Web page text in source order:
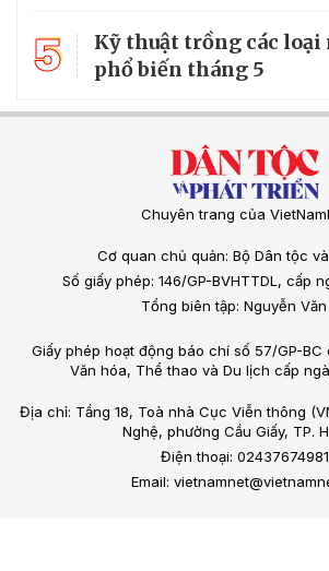
5
Kỹ thuật trồng các loại
phổ biến tháng 5
Chuyên trang của
Cơ quan chủ quản: Bộ Dân tộc
Số giấy phép: 146/GP-BVHTTDL, cấp
Tổng biên tập: Nguyễn Văn
Giấy phép hoạt động báo chí số 57/GP-BC
Văn hóa, Thể thao và Du lịch cấp
Địa chỉ: Tầng 18, Toà nhà Cục Viễn thông
Nghệ, phường Cầu Giấy, TP.
Điện thoại: 02437674981
Email: